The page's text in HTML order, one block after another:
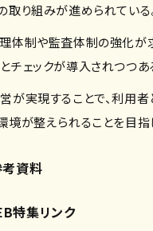
取り組みが進められている
体制や監査体制の強化が
チェックが導入されつつあ
が実現することで、利用
境が整えられることを目指
考資料
特集リンク